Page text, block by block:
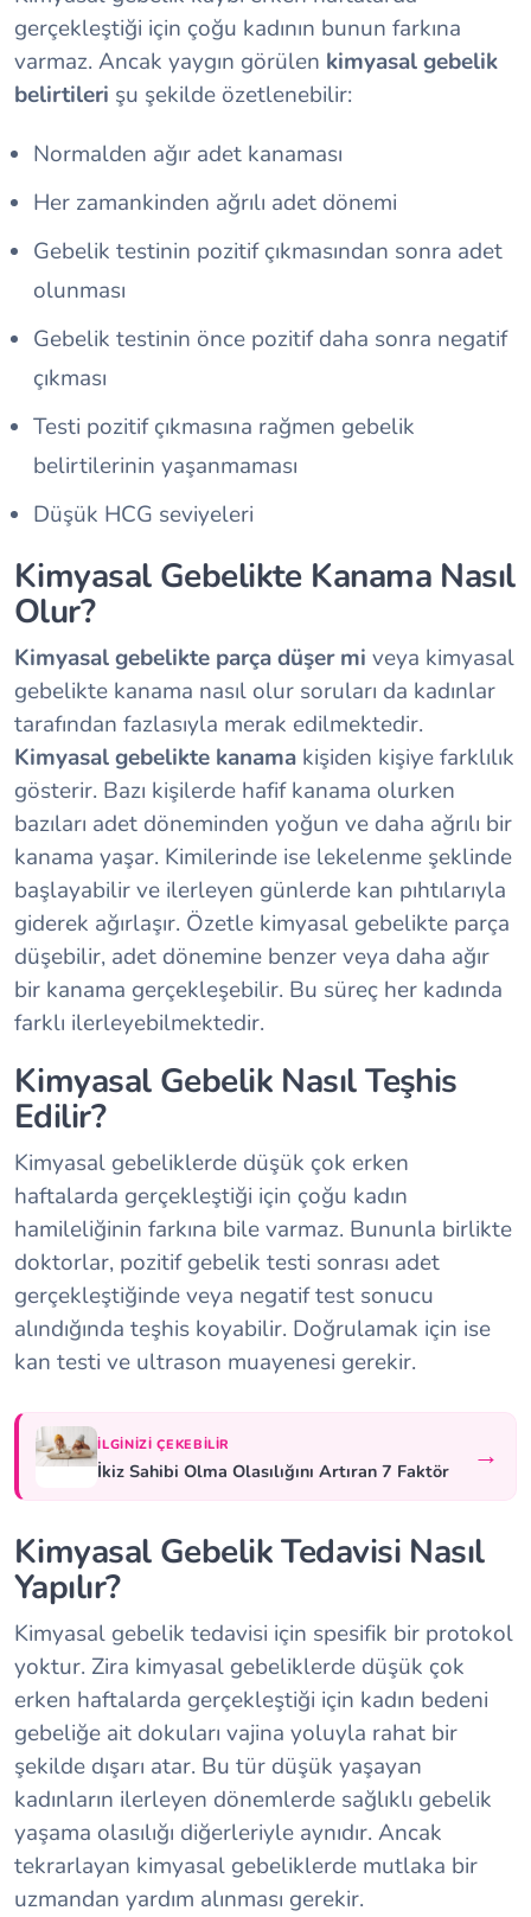
gerçekleştiği için çoğu kadının bunun farkına
varmaz. Ancak yaygın görülen kimyasal gebelik
belirtileri şu şekilde özetlenebilir:
Normalden ağır adet kanaması
Her zamankinden ağrılı adet dönemi
Gebelik testinin pozitif çıkmasından sonra adet
olunması
Gebelik testinin önce pozitif daha sonra negatif
çıkması
Testi pozitif çıkmasına rağmen gebelik
belirtilerinin yaşanmaması
Düşük HCG seviyeleri
Kimyasal Gebelikte Kanama Nasıl
Olur?
Kimyasal gebelikte parça düşer mi veya kimyasal
gebelikte kanama nasıl olur soruları da kadınlar
tarafından fazlasıyla merak edilmektedir.
Kimyasal gebelikte kanama kişiden kişiye farklılık
gösterir. Bazı kişilerde hafif kanama olurken
bazıları adet döneminden yoğun ve daha ağrılı bir
kanama yaşar. Kimilerinde ise lekelenme şeklinde
başlayabilir ve ilerleyen günlerde kan pıhtılarıyla
giderek ağırlaşır. Özetle kimyasal gebelikte parça
düşebilir, adet dönemine benzer veya daha ağır
bir kanama gerçekleşebilir. Bu süreç her kadında
farklı ilerleyebilmektedir.
Kimyasal Gebelik Nasıl Teşhis
Edilir?
Kimyasal gebeliklerde düşük çok erken
haftalarda gerçekleştiği için çoğu kadın
hamileliğinin farkına bile varmaz. Bununla birlikte
doktorlar, pozitif gebelik testi sonrası adet
gerçekleştiğinde veya negatif test sonucu
alındığında teşhis koyabilir. Doğrulamak için ise
kan testi ve ultrason muayenesi gerekir.
İLGINIZI ÇEKEBILIR
İkiz Sahibi Olma Olasılığını Artıran 7 Faktör →
Kimyasal Gebelik Tedavisi Nasıl
Yapılır?
Kimyasal gebelik tedavisi için spesifik bir protokol
yoktur. Zira kimyasal gebeliklerde düşük çok
erken haftalarda gerçekleştiği için kadın bedeni
gebeliğe ait dokuları vajina yoluyla rahat bir
şekilde dışarı atar. Bu tür düşük yaşayan
kadınların ilerleyen dönemlerde sağlıklı gebelik
yaşama olasılığı diğerleriyle aynıdır. Ancak
tekrarlayan kimyasal gebeliklerde mutlaka bir
uzmandan yardım alınması gerekir.